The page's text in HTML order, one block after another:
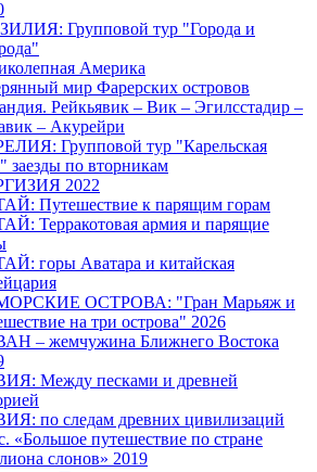
Групповой тур "Города и
Америка
мир Фарерских островов
Рейкьявик – Вик – Эгилсстадир –
– Акурейри
Групповой тур "Карельская
заезды по вторникам
2022
Путешествие к парящим горам
Терракотовая армия и парящие
горы Аватара и китайская
ОСТРОВА: "Гран Марьяж и
на три острова" 2026
– жемчужина Ближнего Востока
Между песками и древней
по следам древних цивилизаций
«Большое путешествие по стране
слонов» 2019